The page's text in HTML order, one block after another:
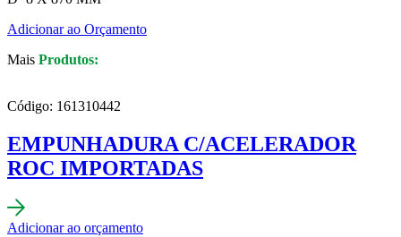
Adicionar ao Orçamento
Mais Produtos:
Código: 161310442
EMPUNHADURA C/ACELERADOR
ROC IMPORTADAS
Adicionar ao orçamento